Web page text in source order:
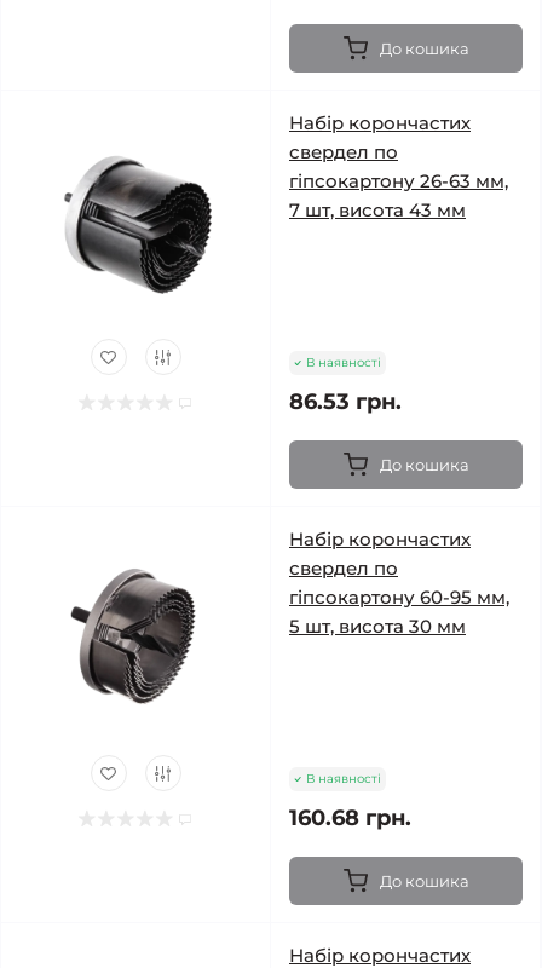
До кошика
Набір корончастих
свердел по
гіпсокартону 26-63 мм,
7 шт, висота 43 мм
В наявності
86.53 грн.
До кошика
Набір корончастих
свердел по
гіпсокартону 60-95 мм,
5 шт, висота 30 мм
В наявності
160.68 грн.
До кошика
Набір корончастих